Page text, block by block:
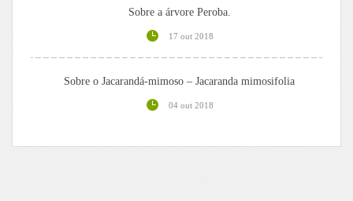
Sobre a árvore Peroba.
17 out 2018
Sobre o Jacarandá-mimoso – Jacaranda mimosifolia
04 out 2018